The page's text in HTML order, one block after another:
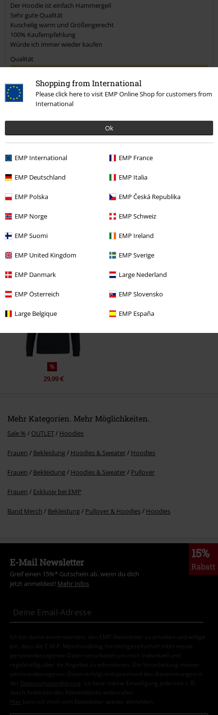
Shopping from International
Please click here to visit EMP Online Shop for customers from
International
Ok
EMP International EMP France
EMP Deutschland EMP Italia
EMP Polska EMP Česká Republika
EMP Norge EMP Schweiz
EMP Suomi EMP Ireland
EMP United Kingdom EMP Sverige
EMP Danmark Large Nederland
EMP Österreich EMP Slovensko
Large Belgique EMP España
Der Hoodie ist einfach Hammergeil
Sehr gute Qualität
Kuschelig warm und Größengerecht
100% Kaufempfehlung
Würde ich immer wieder kaufen
Qualität
Passform
zu eng
perfekt
zu weit
Länge
War diese Bewertung hilfreich für dich?
Zuletzt angesehene Artikel
%
29,99 €
Mehr Kategorien. Mehr Möglichkeiten.
Sale % OUTLET Hoodies
Frauen Bekleidung Hoodies & Sweater Hoodies
Frauen Bekleidung Hoodies & Sweater Pullover
Frauen Exklusiv bei EMP
Band Merch Bekleidung Pullover & Hoodies Hoodies
15%
Rabatt
E-Mail Newsletter
Greif einen 15%* Gutschein ab, wenn du dich
jetzt anmeldest! Mehr Infos
Ich bin damit einverstanden, den EMP-Newsletter zu erhalten und willige
ein, dass die E.M.P. Merchandising Handelsgesellschaft mbH meine
personenbezogenen Daten verarbeitet um mich individuell und
regelmäßig über ihr Angebot zu informieren. Die Verarbeitung meiner
personenbezogenen Daten erfolgt entsprechend den Bestimmungen in
der
Datenschutzerklärung
. Ich kann meine Einwilligung jederzeit z. B.
durch Anklicken des Abmeldelinks widerrufen.
Hier kann ich mich vom Newsletter wieder abmelden.